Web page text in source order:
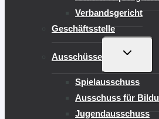
Verbandsgericht
Geschäftsstelle
Ausschüsse
Spielausschuss
Ausschuss für
Jugendausschuss